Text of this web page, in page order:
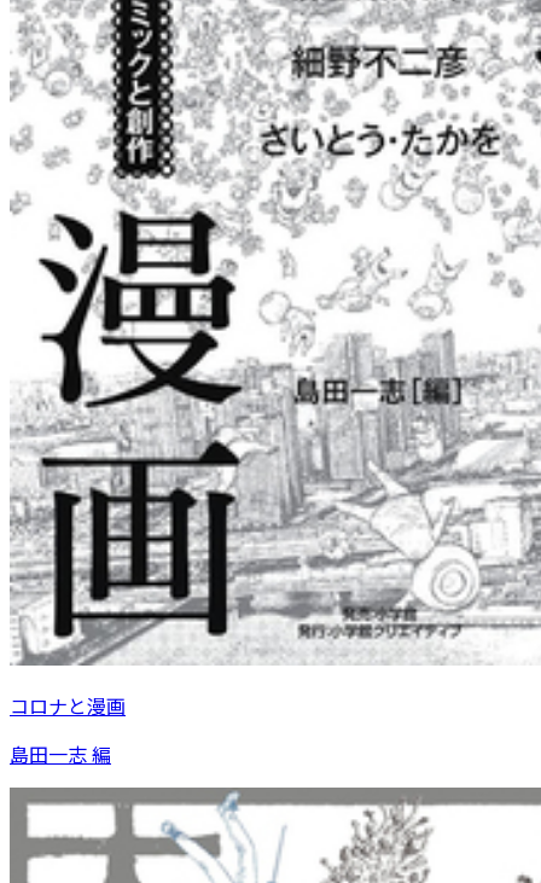
コロナと漫画
島田一志 編